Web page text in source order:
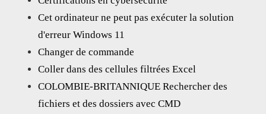
Cet ordinateur ne peut pas exécuter la solution
d'erreur Windows 11
Changer de commande
Coller dans des cellules filtrées Excel
COLOMBIE-BRITANNIQUE Rechercher des
fichiers et des dossiers avec CMD